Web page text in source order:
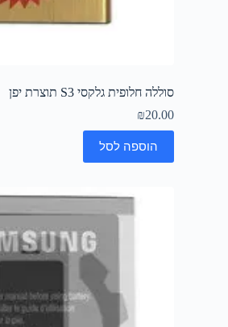
סוללה חלופית גלקסי S3 תוצרת יפן
₪20.00
הוספה לסל